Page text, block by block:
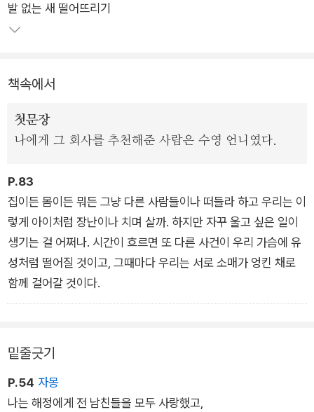
이서수의 소설은 거울이다. 우리는 그의 첫 소설집을 읽으며 거울
을 육체적으로 학살하는 것은 시간이지만, 정신적으로 학살하는
것은 시대야”(〈미조의 시대〉)라는 대사는 《젊은 근희의 행진》에
실린 열 편의 소설을 관통하는 문장이다. 그러나 이서수가 그리는
떠나지 않고 지켜봐주는 타인의 손을 잡고, 무릎을 탁탁 털고서
함께 행진한다.
발 없는 새 떨어뜨리기
책속에서
첫문장
나에게 그 회사를 추천해준 사람은 수영 언니였다.
P.83
집이든 몸이든 뭐든 그냥 다른 사람들이나 떠들라 하고 우리는 이
렇게 아이처럼 장난이나 치며 살까. 하지만 자꾸 울고 싶은 일이
생기는 걸 어쩌나. 시간이 흐르면 또 다른 사건이 우리 가슴에 유
성처럼 떨어질 것이고, 그때마다 우리는 서로 소매가 엉킨 채로
함께 걸어갈 것이다.
밑줄긋기
P.54 자몽
나는 해정에게 전 남친들을 모두 사랑했고,